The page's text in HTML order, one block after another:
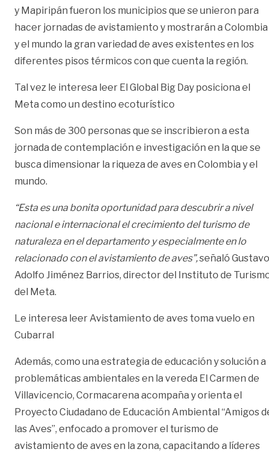
y Mapiripán fueron los municipios que se unieron para
hacer jornadas de avistamiento y mostrarán a Colombia
y el mundo la gran variedad de aves existentes en los
diferentes pisos térmicos con que cuenta la región.
Tal vez le interesa leer El Global Big Day posiciona el
Meta como un destino ecoturístico
Son más de 300 personas que se inscribieron a esta
jornada de contemplación e investigación en la que se
busca dimensionar la riqueza de aves en Colombia y el
mundo.
“Esta es una bonita oportunidad para descubrir a nivel
nacional e internacional el crecimiento del turismo de
naturaleza en el departamento y especialmente en lo
relacionado con el avistamiento de aves”,señaló Gustavo
Adolfo Jiménez Barrios, director del Instituto de
del Meta.
Le interesa leer Avistamiento de aves toma vuelo en
Cubarral
Además, como una estrategia de educación y solución a
problemáticas ambientales en la vereda El Carmen de
Villavicencio, Cormacarena acompaña y orienta el
Proyecto Ciudadano de Educación Ambiental “Amigos
las Aves”, enfocado a promover el turismo de
avistamiento de aves en la zona, capacitando a líderes